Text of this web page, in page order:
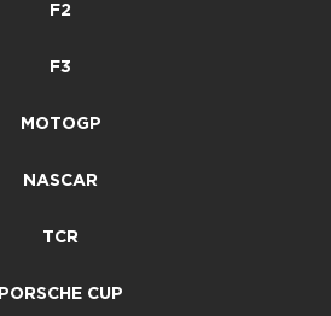
F2
F3
MOTOGP
NASCAR
TCR
PORSCHE CUP